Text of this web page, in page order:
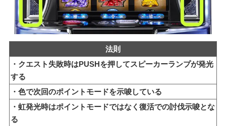
法則
・クエスト失敗時はPUSHを押してスピーカーランプが発光
する
・色で次回のポイントモードを示唆している
・虹発光時はポイントモードではなく復活での討伐示唆とな
る